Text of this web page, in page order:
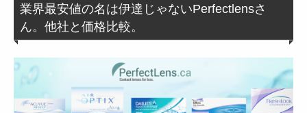
業界最安値の名は伊達じゃないPerfectlensさ
ん。他社と価格比較。